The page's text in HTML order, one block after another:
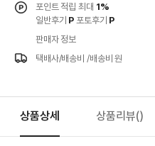
포인트 적립 최대 1%
일반후기 P 포토후기 P
판매자 정보
택배사/배송비 /배송비 원
상품상세 상품리뷰()